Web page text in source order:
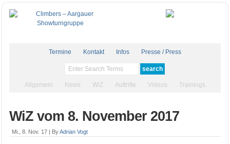
Termine Kontakt Infos Presse / Press
Allgemein News WiZ Auftritte Videos Trainings
WiZ vom 8. November 2017
Mi., 8. Nov. 17 | ByAdrian Vogt